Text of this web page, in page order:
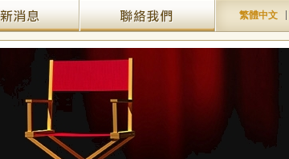
繁體中文